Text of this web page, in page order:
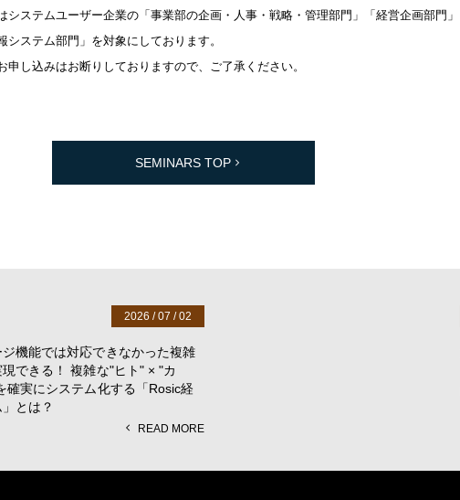
ステムユーザー企業の「事業部の企画・人事・戦略・管理部門」「経営企画部門」
システム部門」を対象にしております。
し込みはお断りしておりますので、ご了承ください。
SEMINARS TOP
2026 / 07 / 02
機能では対応できなかった複雑
できる！ 複雑な"ヒト" × "カ
確実にシステム化する「Rosic経
とは？
READ MORE